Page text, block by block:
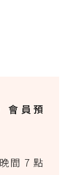
會員預
間 7 點